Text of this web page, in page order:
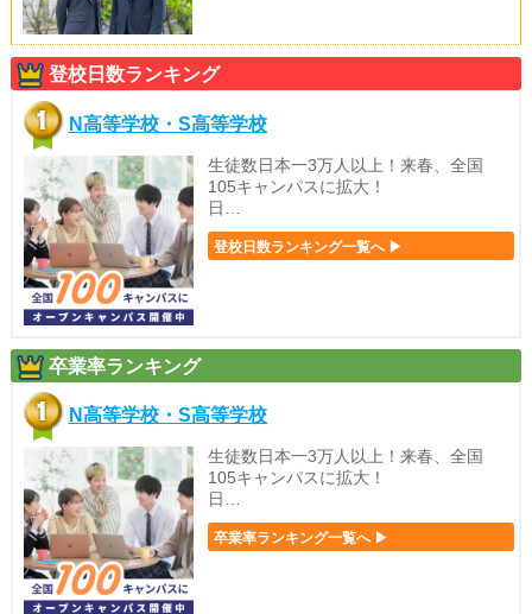
登校日数ランキング
N高等学校・S高等学校
生徒数日本一3万人以上！来春、全国
105キャンパスに拡大！
日…
登校日数ランキング一覧へ ▶
卒業率ランキング
N高等学校・S高等学校
生徒数日本一3万人以上！来春、全国
105キャンパスに拡大！
日…
卒業率ランキング一覧へ ▶